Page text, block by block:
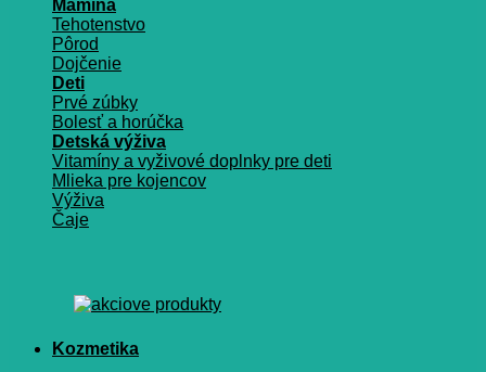
Mamina
Tehotenstvo
Pôrod
Dojčenie
Deti
Prvé zúbky
Bolesť a horúčka
Detská výživa
Vitamíny a vyživové doplnky pre deti
Mlieka pre kojencov
Výživa
Čaje
Kozmetika